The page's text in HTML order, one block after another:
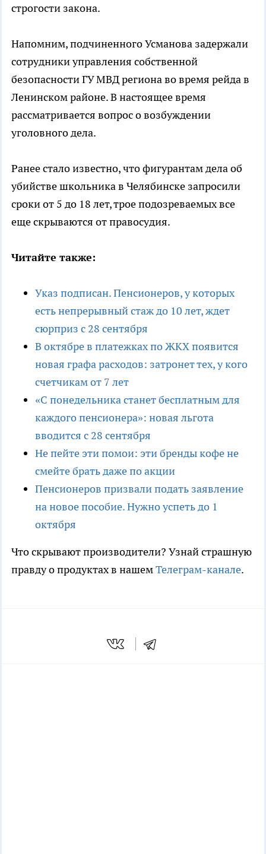
строгости закона.
Напомним, подчиненного Усманова задержали
сотрудники управления собственной
безопасности ГУ МВД региона во время рейда в
Ленинском районе. В настоящее время
рассматривается вопрос о возбуждении
уголовного дела.
Ранее стало известно, что фигурантам дела об
убийстве школьника в Челябинске запросили
сроки от 5 до 18 лет, трое подозреваемых все
еще скрываются от правосудия.
Читайте также:
Указ подписан. Пенсионеров, у которых
есть непрерывный стаж до 10 лет, ждет
сюрприз с 28 сентября
В октябре в платежках по ЖКХ появится
новая графа расходов: затронет тех, у кого
счетчикам от 7 лет
«С понедельника станет бесплатным для
каждого пенсионера»: новая льгота
вводится с 28 сентября
Не пейте эти помои: эти бренды кофе не
смейте брать даже по акции
Пенсионеров призвали подать заявление
на новое пособие. Нужно успеть до 1
октября
Что скрывают производители? Узнай страшную
правду о продуктах в нашемТелеграм-канале.